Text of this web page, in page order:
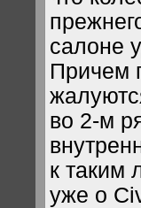
салоне
Причем
во 2-м
к таким
уже о